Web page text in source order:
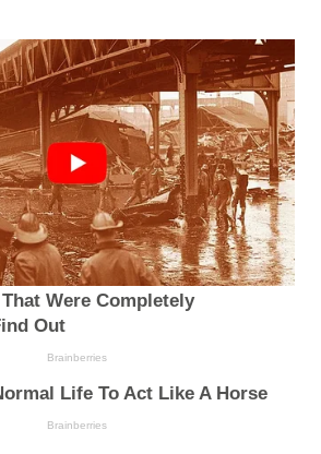
Were Completely
Out
Brainberries
Life To Act Like A Horse
Brainberries